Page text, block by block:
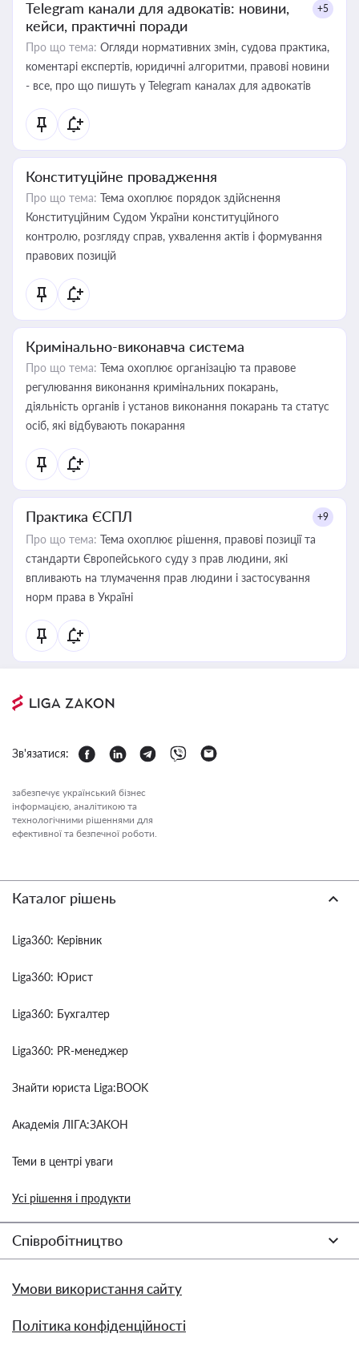
Telegram канали для адвокатів: новини,
кейси, практичні поради
+5
Про що тема: Огляди нормативних змін, судова практика,
коментарі експертів, юридичні алгоритми, правові новини
- все, про що пишуть у Telegram каналах для адвокатів
Конституційне провадження
Про що тема: Тема охоплює порядок здійснення
Конституційним Судом України конституційного
контролю, розгляду справ, ухвалення актів і формування
правових позицій
Кримінально-виконавча система
Про що тема: Тема охоплює організацію та правове
регулювання виконання кримінальних покарань,
діяльність органів і установ виконання покарань та статус
осіб, які відбувають покарання
Практика ЄСПЛ +9
Про що тема: Тема охоплює рішення, правові позиції та
стандарти Європейського суду з прав людини, які
впливають на тлумачення прав людини і застосування
норм права в Україні
Зв'язатися:
забезпечує український бізнес
інформацією, аналітикою та
технологічними рішеннями для
ефективної та безпечної роботи.
Каталог рішень
Liga360: Керівник
Liga360: Юрист
Liga360: Бухгалтер
Liga360: PR-менеджер
Знайти юриста Liga:BOOK
Академія ЛІГА:ЗАКОН
Теми в центрі уваги
Усі рішення і продукти
Співробітництво
Умови використання сайту
Політика конфіденційності